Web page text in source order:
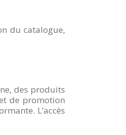
du catalogue,
des produits
de promotion
L’accès